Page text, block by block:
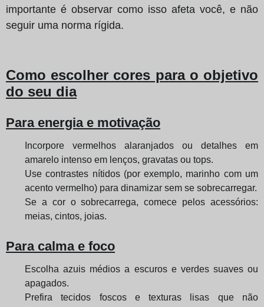
importante é observar como isso afeta você, e não
seguir uma norma rígida.
Como escolher cores para o objetivo
do seu dia
Para energia e motivação
Incorpore vermelhos alaranjados ou detalhes em
amarelo intenso em lenços, gravatas ou tops.
Use contrastes nítidos (por exemplo, marinho com um
acento vermelho) para dinamizar sem se sobrecarregar.
Se a cor o sobrecarrega, comece pelos acessórios:
meias, cintos, joias.
Para calma e foco
Escolha azuis médios a escuros e verdes suaves ou
apagados.
Prefira tecidos foscos e texturas lisas que não